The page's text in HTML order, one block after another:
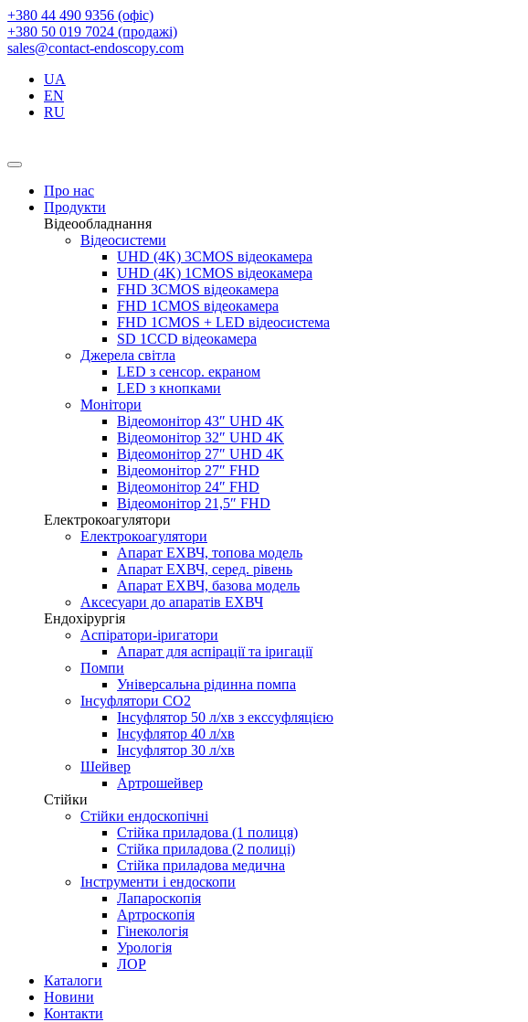
+380 44 490 9356 (офіс)
+380 50 019 7024 (продажі)
sales@contact-endoscopy.com
UA
EN
RU
Про нас
Продукти
Відеообладнання
Відеосистеми
UHD (4K) 3CMOS відеокамера
UHD (4K) 1CMOS відеокамера
FHD 3CMOS відеокамера
FHD 1CMOS відеокамера
FHD 1CMOS + LED відеосистема
SD 1CCD відеокамера
Джерела світла
LED з сенсор. екраном
LED з кнопками
Монітори
Відеомонітор 43″ UHD 4K
Відеомонітор 32″ UHD 4K
Відеомонітор 27″ UHD 4K
Відеомонітор 27″ FHD
Відеомонітор 24″ FHD
Відеомонітор 21,5″ FHD
Електрокоагулятори
Електрокоагулятори
Апарат ЕХВЧ, топова модель
Апарат ЕХВЧ, серед. рівень
Апарат ЕХВЧ, базова модель
Аксесуари до апаратів ЕХВЧ
Ендохірургія
Аспіратори-іригатори
Апарат для аспірації та іригації
Помпи
Універсальна рідинна помпа
Інсуфлятори СО2
Інсуфлятор 50 л/хв з екссуфляцією
Інсуфлятор 40 л/хв
Інсуфлятор 30 л/хв
Шейвер
Артрошейвер
Стійки
Стійки ендоскопічні
Стійка приладова (1 полиця)
Стійка приладова (2 полиці)
Стійка приладова медична
Інструменти і ендоскопи
Лапароскопія
Артроскопія
Гінекологія
Урологія
ЛОР
Каталоги
Новини
Контакти